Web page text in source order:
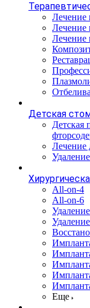
Лечение
Лечение
Лечение
Детская
Детская
Лечение
All-on-4
All-on-6
Еще